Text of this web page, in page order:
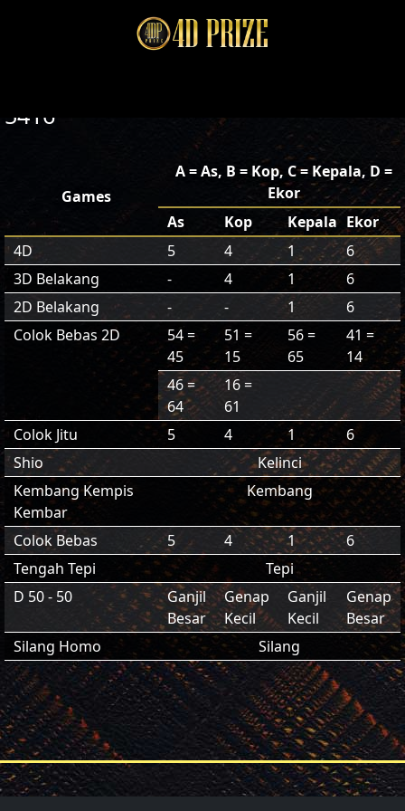
5416
Games
A = As, B = Kop, C = Kepala, D =
Ekor
As
Kop Kepala Ekor
4D
5 4 1
6
3D Belakang
- 4 1
6
2D Belakang
- - 1
6
Colok Bebas 2D
54 =
45
51 =
15
56 =
65
41 =
14
46 =
64
16 =
61
Colok Jitu
5 4 1
6
Shio
Kelinci
Kembang Kempis
Kembar
Kembang
Colok Bebas 5 4 1
6
Tengah Tepi
Tepi
D 50 - 50
Ganjil
Besar
Genap
Kecil
Ganjil
Kecil
Genap
Besar
Silang Homo
Silang